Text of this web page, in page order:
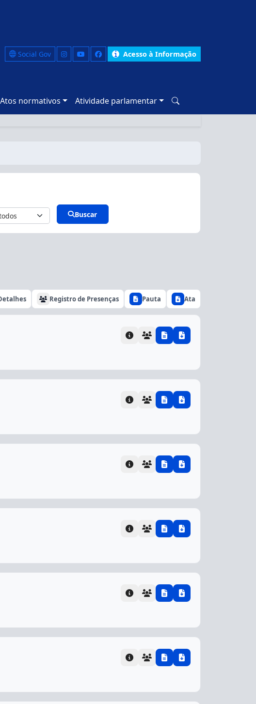
Social Gov Acesso à Informação
Atos normativos Atividade parlamentar
Buscar
Registro de Presenças Pauta Ata